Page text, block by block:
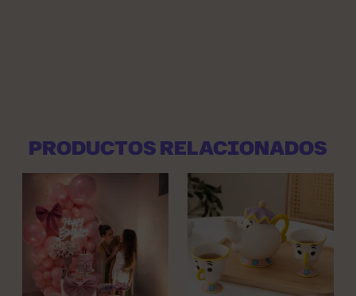
PRODUCTOS RELACIONADOS